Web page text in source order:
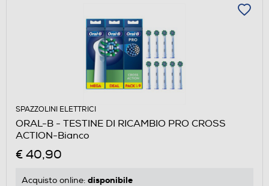
SPAZZOLINI ELETTRICI
ORAL-B - TESTINE DI RICAMBIO PRO CROSS
ACTION-Bianco
€ 40,90
Acquisto online: disponibile